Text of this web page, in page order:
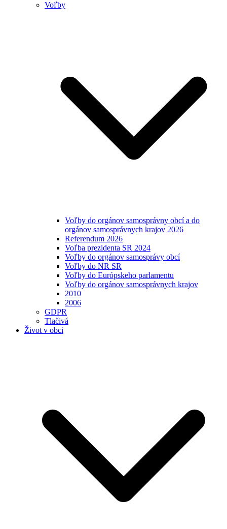
Voľby
Voľby do orgánov samosprávny obcí a do
orgánov samosprávnych krajov 2026
Referendum 2026
Voľba prezidenta SR 2024
Voľby do orgánov samosprávy obcí
Voľby do NR SR
Voľby do Európskeho parlamentu
Voľby do orgánov samosprávnych krajov
2010
2006
GDPR
Tlačivá
Život v obci